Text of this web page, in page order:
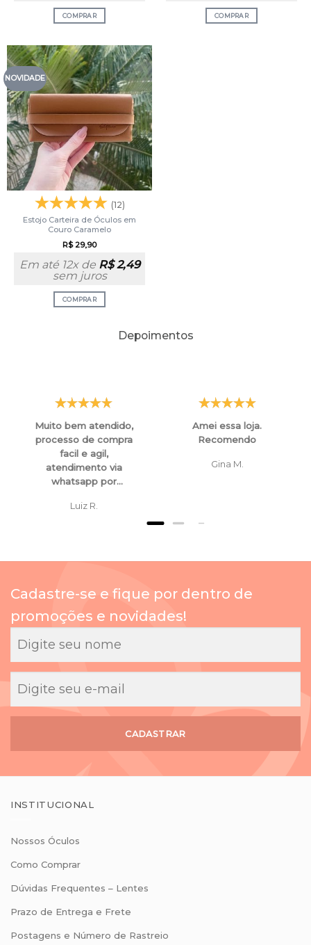
COMPRAR COMPRAR
NOVIDADE
(12)
Estojo Carteira de Óculos em
Couro Caramelo
R$29,90
Em até 12x de R$2,49
sem juros
COMPRAR
Depoimentos
Muito bem atendido,
processo de compra
facil e agil,
atendimento via
whatsapp por
atenciosos e
mesmo para
compras.
Luiz R.
Amei essa loja.
Recomendo
Gina M.
Cadastre-se e fique por dentro de
promoções e novidades!
CADASTRAR
INSTITUCIONAL
Nossos Óculos
Como Comprar
Dúvidas Frequentes – Lentes
Prazo de Entrega e Frete
Postagens e Número de Rastreio